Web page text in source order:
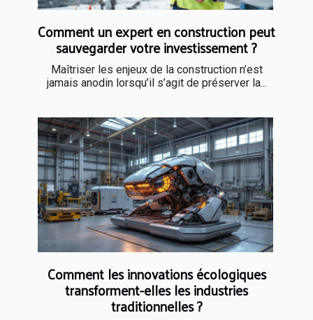
Comment un expert en construction peut
sauvegarder votre investissement ?
Maîtriser les enjeux de la construction n’est
jamais anodin lorsqu’il s’agit de préserver la...
Comment les innovations écologiques
transforment-elles les industries
traditionnelles ?